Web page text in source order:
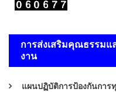
การส่งเสริมคุณธรรมแ
งาน
แผนปฏิบัติการป้องกันการ